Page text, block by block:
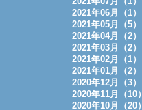
2021年06月（1）
2021年05月（5）
2021年04月（2）
2021年03月（2）
2021年02月（1）
2021年01月（2）
2020年12月（3）
2020年11月（10）
2020年10月（20）